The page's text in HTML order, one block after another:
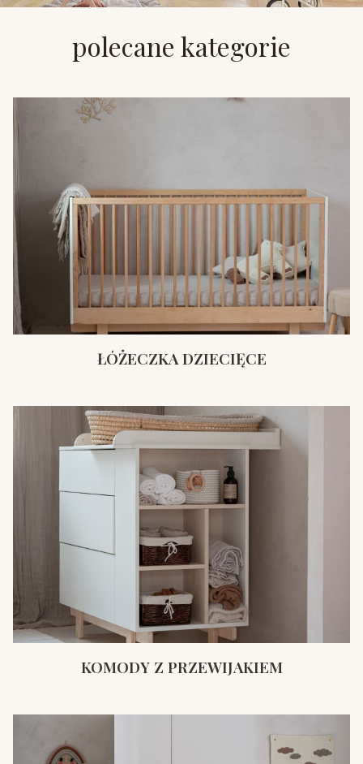
polecane kategorie
ŁÓŻECZKA DZIECIĘCE
KOMODY Z PRZEWIJAKIEM